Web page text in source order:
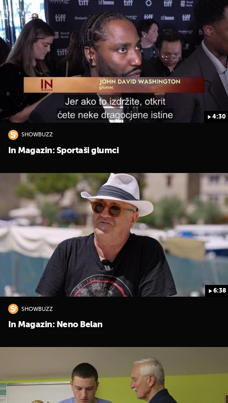
4:30
SHOWBUZZ
In Magazin: Sportaši glumci
6:38
SHOWBUZZ
In Magazin: Neno Belan